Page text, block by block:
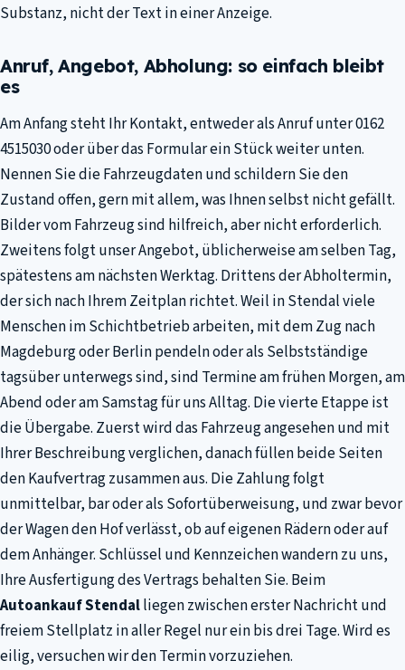
Substanz, nicht der Text in einer Anzeige.
Anruf, Angebot, Abholung: so einfach bleibt
es
Am Anfang steht Ihr Kontakt, entweder als Anruf unter 0162
4515030 oder über das Formular ein Stück weiter unten.
Nennen Sie die Fahrzeugdaten und schildern Sie den
Zustand offen, gern mit allem, was Ihnen selbst nicht gefällt.
Bilder vom Fahrzeug sind hilfreich, aber nicht erforderlich.
Zweitens folgt unser Angebot, üblicherweise am selben Tag,
spätestens am nächsten Werktag. Drittens der Abholtermin,
der sich nach Ihrem Zeitplan richtet. Weil in Stendal viele
Menschen im Schichtbetrieb arbeiten, mit dem Zug nach
Magdeburg oder Berlin pendeln oder als Selbstständige
tagsüber unterwegs sind, sind Termine am frühen Morgen, am
Abend oder am Samstag für uns Alltag. Die vierte Etappe ist
die Übergabe. Zuerst wird das Fahrzeug angesehen und mit
Ihrer Beschreibung verglichen, danach füllen beide Seiten
den Kaufvertrag zusammen aus. Die Zahlung folgt
unmittelbar, bar oder als Sofortüberweisung, und zwar bevor
der Wagen den Hof verlässt, ob auf eigenen Rädern oder auf
dem Anhänger. Schlüssel und Kennzeichen wandern zu uns,
Ihre Ausfertigung des Vertrags behalten Sie. Beim
Autoankauf Stendalliegen zwischen erster Nachricht und
freiem Stellplatz in aller Regel nur ein bis drei Tage. Wird es
eilig, versuchen wir den Termin vorzuziehen.